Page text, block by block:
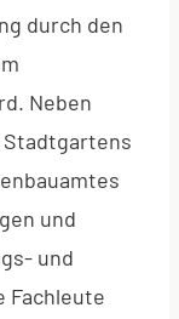
durch den
Neben
Stadtgartens
und
und
Fachleute